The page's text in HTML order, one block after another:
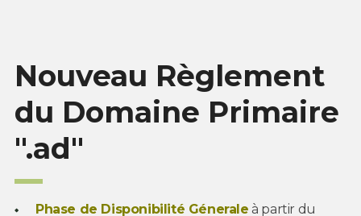
Nouveau Règlement
du Domaine Primaire
".ad"
Phase de Disponibilité Génerale à partir du